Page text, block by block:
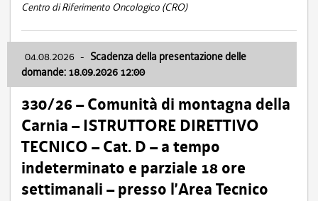
Centro di Riferimento Oncologico (CRO)
04.08.2026 - Scadenza della presentazione delle
domande: 18.09.2026 12:00
330/26 – Comunità di montagna della
Carnia – ISTRUTTORE DIRETTIVO
TECNICO – Cat. D – a tempo
indeterminato e parziale 18 ore
settimanali – presso l’Area Tecnico